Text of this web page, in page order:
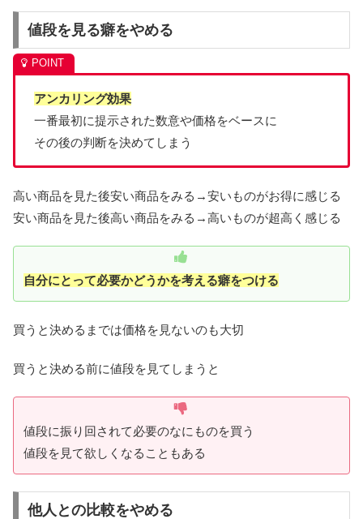
値段を見る癖をやめる
アンカリング効果
一番最初に提示された数意や価格をベースに
その後の判断を決めてしまう
高い商品を見た後安い商品をみる→安いものがお得に感じる
安い商品を見た後高い商品をみる→高いものが超高く感じる
自分にとって必要かどうかを考える癖をつける
買うと決めるまでは価格を見ないのも大切
買うと決める前に値段を見てしまうと
値段に振り回されて必要のなにものを買う
値段を見て欲しくなることもある
他人との比較をやめる